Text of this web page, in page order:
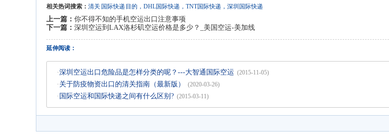
相关热词搜索： 清关 国际快递 目的，DHL国际快递，TNT国际快递，深圳国际快递
上一篇： 你不得不知的手机空运出口注意事项
下一篇： 深圳空运到LAX洛杉矶空运价格是多少？_美国空运-美加线
延伸阅读：
·深圳空运出口危险品是怎样分类的呢？---大智通国际空运 (2015-11-05)
· 关于防疫物资出口的清关指南（最新版） (2020-03-26)
· 国际空运和国际快递之间有什么区别? (2015-03-11)